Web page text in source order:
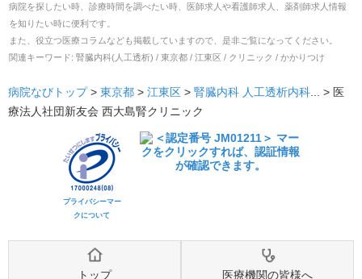
病院を探したい時、診療時間を調べたい時、医師求人や看護師求人、薬剤師求人情報
を知りたい時に便利です。
また、役立つ医療コラムなども掲載していますので、是非ご覧になってください。
関連キーワード: 腎臓内科(人工透析) / 東京都 / 江東区 / クリニック / かかりつけ
病院なびトップ> 東京都 > 江東区 > 腎臓内科 人工透析内科 ... > 医
療法人社団新友会 西大島腎クリニック
プライバシーマー
クについて
トップ 医療機関の皆様へ